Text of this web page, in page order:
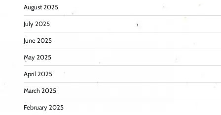
August 2025
July 2025
June 2025
May 2025
April 2025
March 2025
February 2025